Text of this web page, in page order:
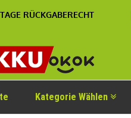
RÜCKGABERECHT
Kategorie Wählen